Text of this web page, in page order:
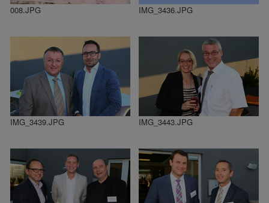
008.JPG IMG_3436.JPG
IMG_3439.JPG IMG_3443.JPG